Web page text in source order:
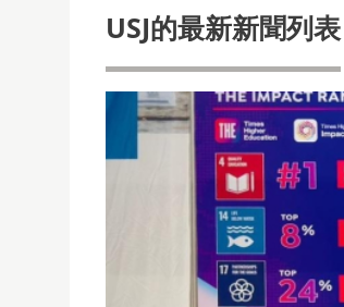
USJ的最新新聞列表